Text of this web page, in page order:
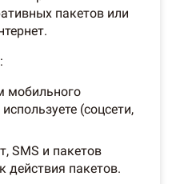
пакетов или
мобильного
(соцсети,
SMS и пакетов
действия пакетов.